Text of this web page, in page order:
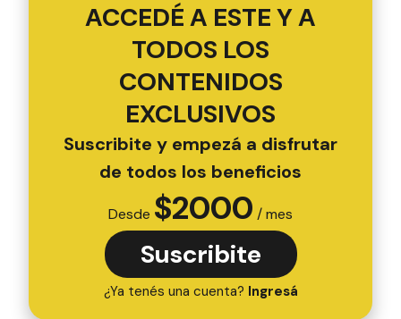
ACCEDÉ A ESTE Y A
TODOS LOS
CONTENIDOS
EXCLUSIVOS
Suscribite y empezá a disfrutar
de todos los beneficios
Desde $2000 / mes
Suscribite
¿Ya tenés una cuenta? Ingresá